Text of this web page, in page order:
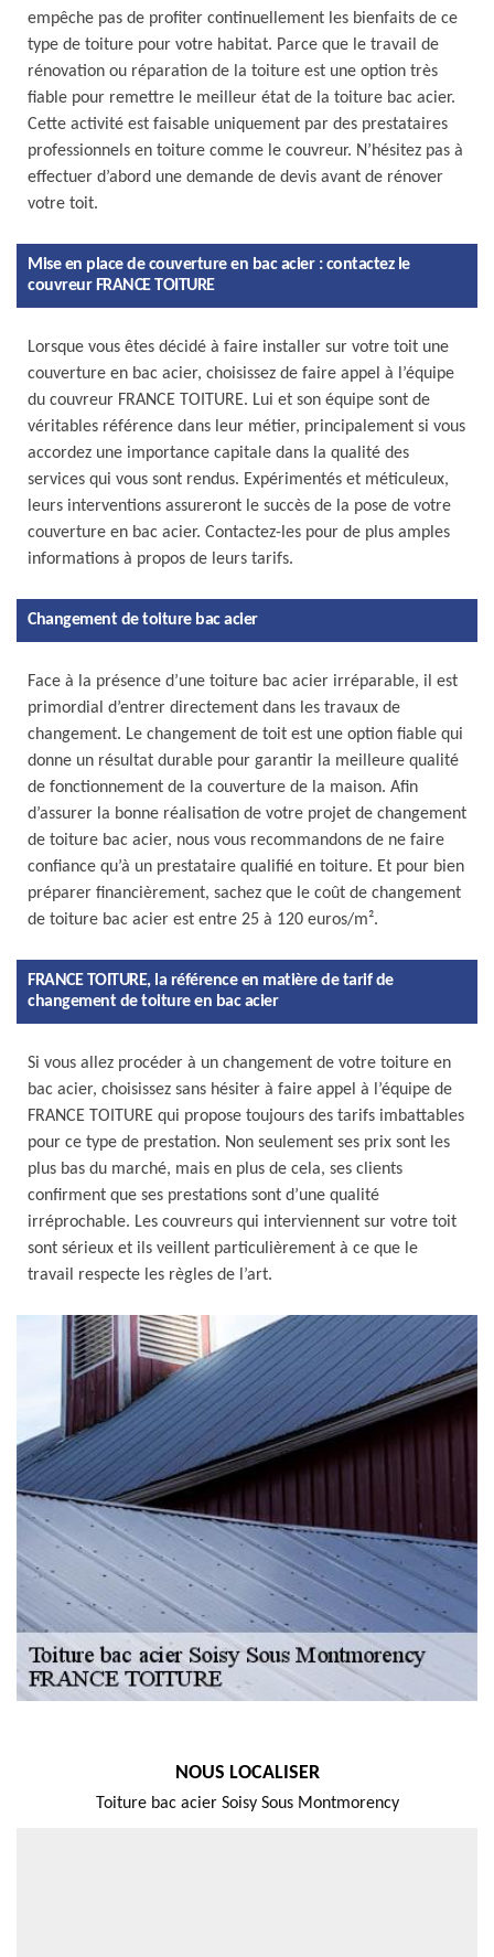
empêche pas de profiter continuellement les bienfaits de ce
type de toiture pour votre habitat. Parce que le travail de
rénovation ou réparation de la toiture est une option très
fiable pour remettre le meilleur état de la toiture bac acier.
Cette activité est faisable uniquement par des prestataires
professionnels en toiture comme le couvreur. N’hésitez pas à
effectuer d’abord une demande de devis avant de rénover
votre toit.
Mise en place de couverture en bac acier : contactez le
couvreur FRANCE TOITURE
Lorsque vous êtes décidé à faire installer sur votre toit une
couverture en bac acier, choisissez de faire appel à l’équipe
du couvreur FRANCE TOITURE. Lui et son équipe sont de
véritables référence dans leur métier, principalement si vous
accordez une importance capitale dans la qualité des
services qui vous sont rendus. Expérimentés et méticuleux,
leurs interventions assureront le succès de la pose de votre
couverture en bac acier. Contactez-les pour de plus amples
informations à propos de leurs tarifs.
Changement de toiture bac acier
Face à la présence d’une toiture bac acier irréparable, il est
primordial d’entrer directement dans les travaux de
changement. Le changement de toit est une option fiable qui
donne un résultat durable pour garantir la meilleure qualité
de fonctionnement de la couverture de la maison. Afin
d’assurer la bonne réalisation de votre projet de changement
de toiture bac acier, nous vous recommandons de ne faire
confiance qu’à un prestataire qualifié en toiture. Et pour bien
préparer financièrement, sachez que le coût de changement
de toiture bac acier est entre 25 à 120 euros/m².
FRANCE TOITURE, la référence en matière de tarif de
changement de toiture en bac acier
Si vous allez procéder à un changement de votre toiture en
bac acier, choisissez sans hésiter à faire appel à l’équipe de
FRANCE TOITURE qui propose toujours des tarifs imbattables
pour ce type de prestation. Non seulement ses prix sont les
plus bas du marché, mais en plus de cela, ses clients
confirment que ses prestations sont d’une qualité
irréprochable. Les couvreurs qui interviennent sur votre toit
sont sérieux et ils veillent particulièrement à ce que le
travail respecte les règles de l’art.
NOUS LOCALISER
Toiture bac acier Soisy Sous Montmorency